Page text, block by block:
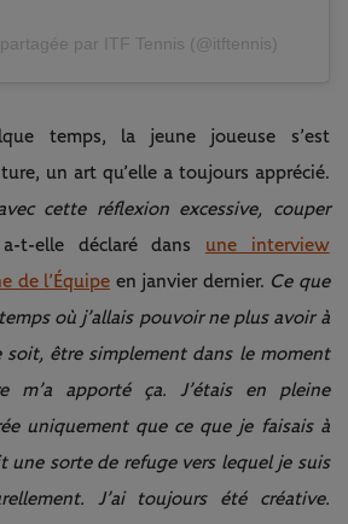
par ITF Tennis (@itftennis)
temps, la jeune joueuse s’est
un art qu’elle a toujours apprécié.
cette réflexion excessive, couper
t-elle déclaré dans une interview
de l’Équipe en janvier dernier. Ce que
où j’allais pouvoir ne plus avoir à
soit, être simplement dans le moment
m’a apporté ça. J’étais en pleine
uniquement que ce que je faisais à
une sorte de refuge vers lequel je suis
J’ai toujours été créative.